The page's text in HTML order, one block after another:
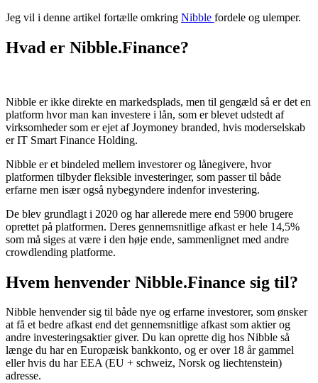
Jeg vil i denne artikel fortælle omkring Nibble fordele og ulemper.
Hvad er Nibble.Finance?
Nibble er ikke direkte en markedsplads, men til gengæld så er det en
platform hvor man kan investere i lån, som er blevet udstedt af
virksomheder som er ejet af Joymoney branded, hvis moderselskab
er IT Smart Finance Holding.
Nibble er et bindeled mellem investorer og lånegivere, hvor
platformen tilbyder fleksible investeringer, som passer til både
erfarne men især også nybegyndere indenfor investering.
De blev grundlagt i 2020 og har allerede mere end 5900 brugere
oprettet på platformen. Deres gennemsnitlige afkast er hele 14,5%
som må siges at være i den høje ende, sammenlignet med andre
crowdlending platforme.
Hvem henvender Nibble.Finance sig til?
Nibble henvender sig til både nye og erfarne investorer, som ønsker
at få et bedre afkast end det gennemsnitlige afkast som aktier og
andre investeringsaktier giver. Du kan oprette dig hos Nibble så
længe du har en Europæisk bankkonto, og er over 18 år gammel
eller hvis du har EEA (EU + schweiz, Norsk og liechtenstein)
adresse.